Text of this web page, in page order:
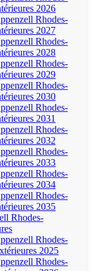
2026
Rhodes-
2027
Rhodes-
2028
Rhodes-
2029
Rhodes-
2030
Rhodes-
2031
Rhodes-
2032
Rhodes-
2033
Rhodes-
2034
Rhodes-
2035
Rhodes-
Rhodes-
2025
Rhodes-